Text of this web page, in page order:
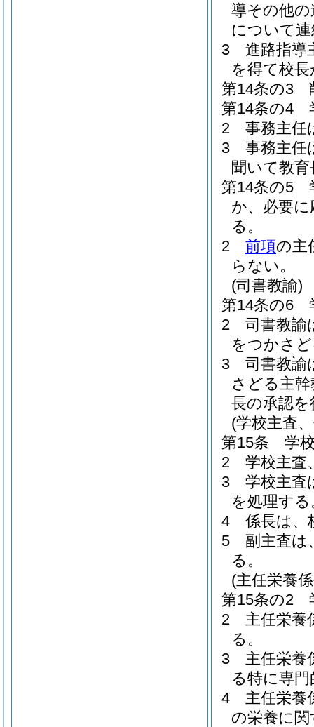
導その他
について
3
進路指導
を得て校
第14条の3
第14条の4
2
事務主任
3
事務主任
聞いて教
第14条の5
か、必要
る。
2
前項の主
らない。
(司書教諭)
第14条の6
2
司書教諭
をつかさ
3
司書教諭
さどる主
長の承認
(学校主査
第15条
学
2
学校主査
3
学校主査
を処理する
4
係長は、
5
副主査は
る。
(主任栄養
第15条の2
2
主任栄養
る。
3
主任栄養
る特に専
4
主任栄養
の栄養に